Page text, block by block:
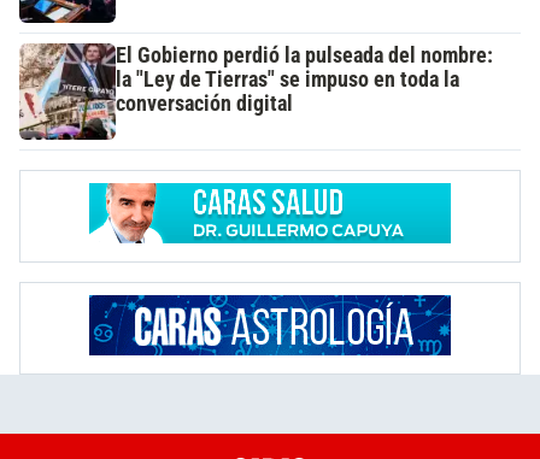
El Gobierno perdió la pulseada del nombre:
la "Ley de Tierras" se impuso en toda la
conversación digital